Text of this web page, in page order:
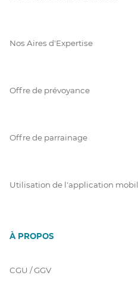
Nos Aires d'Expertise
Offre de prévoyance
Offre de parrainage
Utilisation de l'application
À PROPOS
CGU / GGV